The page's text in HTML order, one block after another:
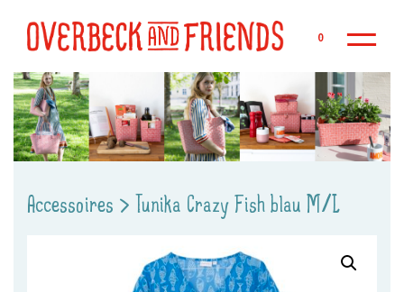
0
Accessoires > Tunika Crazy Fish blau M/L